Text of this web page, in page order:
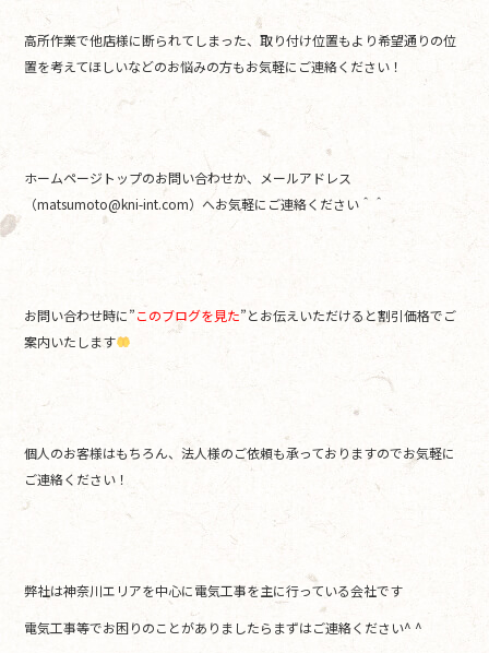
高所作業で他店様に断られてしまった、取り付け位置もより希望通りの位
置を考えてほしいなどのお悩みの方もお気軽にご連絡ください！
ホームページトップのお問い合わせか、メールアドレス
（matsumoto@kni-int.com）へお気軽にご連絡ください＾＾
お問い合わせ時に”このブログを見た”とお伝えいただけると割引価格でご
案内いたします
個人のお客様はもちろん、法人様のご依頼も承っておりますのでお気軽に
ご連絡ください！
弊社は神奈川エリアを中心に電気工事を主に行っている会社です
電気工事等でお困りのことがありましたらまずはご連絡ください^ ^